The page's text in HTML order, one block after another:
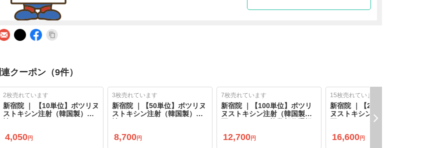
クーポン（9件）
2枚売れています
新宿院 ｜ 【10単位】ボツリヌ
ストキシン注射（韓国製）表
4,050円
3枚売れています
新宿院 ｜【50単位】ボツリヌ
ストキシン注射（韓国製）表
8,700円
7枚売れています
新宿院 ｜【100単位】ボツリ
ヌストキシン注射（韓国製）
12,700円
15枚売れています
新宿院 ｜【200単位】ボツリ
ヌストキシン注射（韓国製）
両エラなどから複数部位選択
16,600円